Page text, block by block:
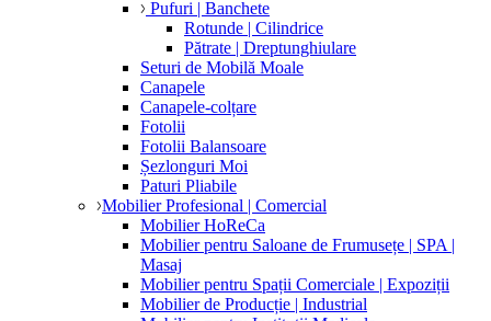
Pufuri | Banchete
Rotunde | Cilindrice
Pătrate | Dreptunghiulare
Seturi de Mobilă Moale
Canapele
Canapele-colțare
Fotolii
Fotolii Balansoare
Șezlonguri Moi
Paturi Pliabile
Mobilier Profesional | Comercial
Mobilier HoReCa
Mobilier pentru Saloane de Frumusețe | SPA |
Masaj
Mobilier pentru Spații Comerciale | Expoziții
Mobilier de Producție | Industrial